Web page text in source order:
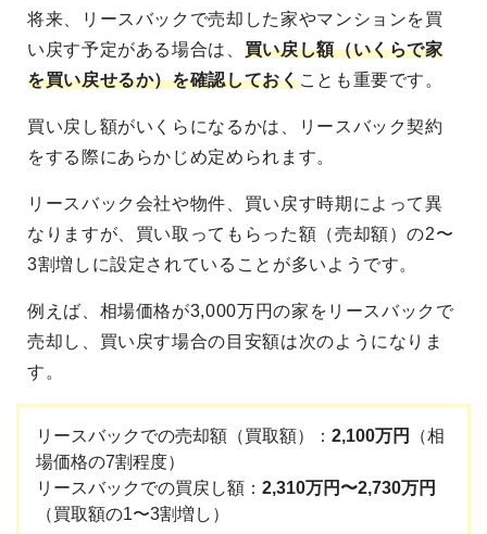
将来、リースバックで売却した家やマンションを買
い戻す予定がある場合は、 買い戻し額（いくらで家
を買い戻せるか）を確認しておくことも重要です。
買い戻し額がいくらになるかは、リースバック契約
をする際にあらかじめ定められます。
リースバック会社や物件、買い戻す時期によって異
なりますが、買い取ってもらった額（売却額）の2〜
3割増しに設定されていることが多いようです。
例えば、相場価格が3,000万円の家をリースバックで
売却し、買い戻す場合の目安額は次のようになりま
す。
リースバックでの売却額（買取額）： 2,100万円
（相
場価格の7割程度）
リースバックでの買戻し額： 2,310万円〜2,730万円
（買取額の1〜3割増し）